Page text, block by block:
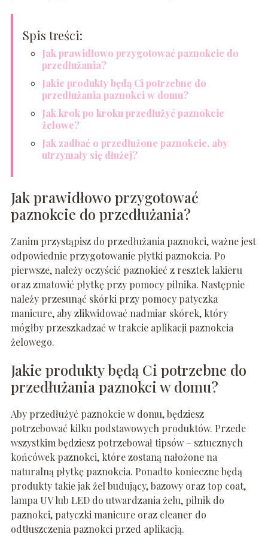
Spis treści:
Jak prawidłowo przygotować paznokcie do
przedłużania?
Jakie produkty będą Ci potrzebne do
przedłużania paznokci w domu?
Jak krok po kroku przedłużyć paznokcie
żelowe?
Jak zadbać o przedłużone paznokcie, aby
utrzymały się dłużej?
Jak prawidłowo przygotować
paznokcie do przedłużania?
Zanim przystąpisz do przedłużania paznokci, ważne jest
odpowiednie przygotowanie płytki paznokcia. Po
pierwsze, należy oczyścić paznokieć z resztek lakieru
oraz zmatowić płytkę przy pomocy pilnika. Następnie
należy przesunąć skórki przy pomocy patyczka
manicure, aby zlikwidować nadmiar skórek, który
mógłby przeszkadzać w trakcie aplikacji paznokcia
żelowego.
Jakie produkty będą Ci potrzebne do
przedłużania paznokci w domu?
Aby przedłużyć paznokcie w domu, będziesz
potrzebować kilku podstawowych produktów. Przede
wszystkim będziesz potrzebował tipsów – sztucznych
końcówek paznokci, które zostaną nałożone na
naturalną płytkę paznokcia. Ponadto konieczne będą
produkty takie jak żel budujący, bazowy oraz top coat,
lampa UV lub LED do utwardzania żelu, pilnik do
paznokci, patyczki manicure oraz cleaner do
odtłuszczenia paznokci przed aplikacją.